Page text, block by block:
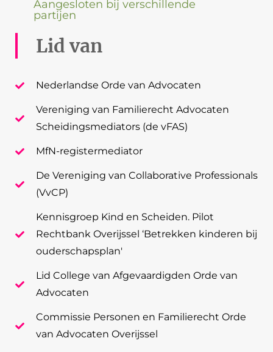
Aangesloten bij verschillende
partijen
Lid van
Nederlandse Orde van Advocaten
Vereniging van Familierecht Advocaten
Scheidingsmediators (de vFAS)
MfN-registermediator
De Vereniging van Collaborative Professionals
(VvCP)
Kennisgroep Kind en Scheiden. Pilot
Rechtbank Overijssel ‘Betrekken kinderen bij
ouderschapsplan'
Lid College van Afgevaardigden Orde van
Advocaten
Commissie Personen en Familierecht Orde
van Advocaten Overijssel